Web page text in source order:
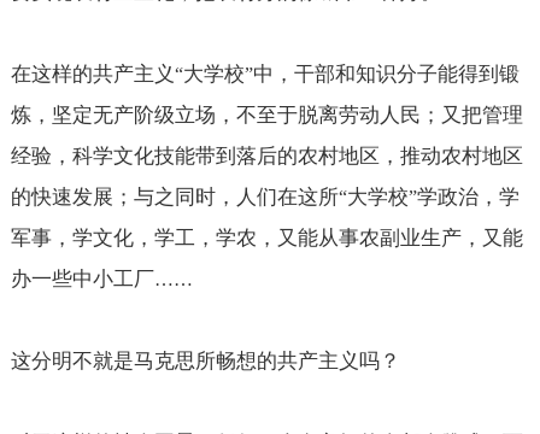
在这样的共产主义“大学校”中，干部和知识分子能得到锻
炼，坚定无产阶级立场，不至于脱离劳动人民；又把管理
经验，科学文化技能带到落后的农村地区，推动农村地区
的快速发展；与之同时，人们在这所“大学校”学政治，学
军事，学文化，学工，学农，又能从事农副业生产，又能
办一些中小工厂……
这分明不就是马克思所畅想的共产主义吗？